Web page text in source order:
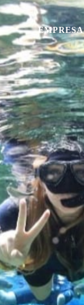
EMPRESA